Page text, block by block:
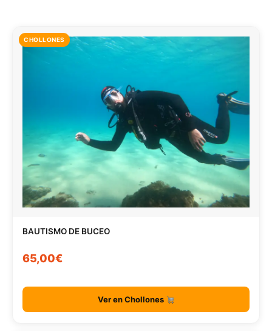
CHOLLONES
BAUTISMO DE BUCEO
65,00€
Ver en Chollones